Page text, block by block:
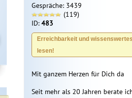
Gespräche: 3439
(119)
ID: 483
Erreichbarkeit und
lesen!
Mit ganzem Herzen für Dich da
Seit mehr als 20 Jahren berate